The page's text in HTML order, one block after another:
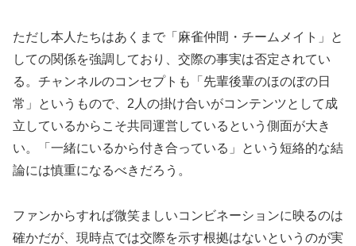
ただし本人たちはあくまで「麻雀仲間・チームメイト」と
しての関係を強調しており、交際の事実は否定されてい
る。チャンネルのコンセプトも「先輩後輩のほのぼの日
常」というもので、2人の掛け合いがコンテンツとして成
立しているからこそ共同運営しているという側面が大き
い。「一緒にいるから付き合っている」という短絡的な結
論には慎重になるべきだろう。
ファンからすれば微笑ましいコンビネーションに映るのは
確かだが、現時点では交際を示す根拠はないというのが実